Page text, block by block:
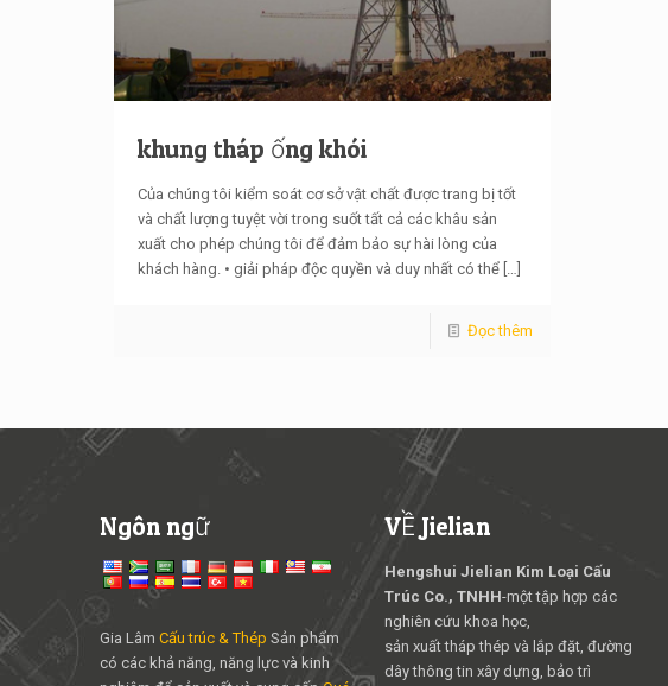
khung tháp ống khói
Của chúng tôi kiểm soát cơ sở vật chất được trang bị tốt
và chất lượng tuyệt vời trong suốt tất cả các khâu sản
xuất cho phép chúng tôi để đảm bảo sự hài lòng của
khách hàng. • giải pháp độc quyền và duy nhất có thể[…]
Đọc thêm
Ngôn ngữ
Gia Lâm Cấu trúc & Thép Sản phẩm
có các khả năng, năng lực và kinh
VỀ Jielian
Hengshui Jielian Kim Loại Cấu
Trúc Co., TNHH-một tập hợp các
nghiên cứu khoa học,
sản xuất tháp thép và lắp đặt, đường
dây thông tin xây dựng, bảo trì